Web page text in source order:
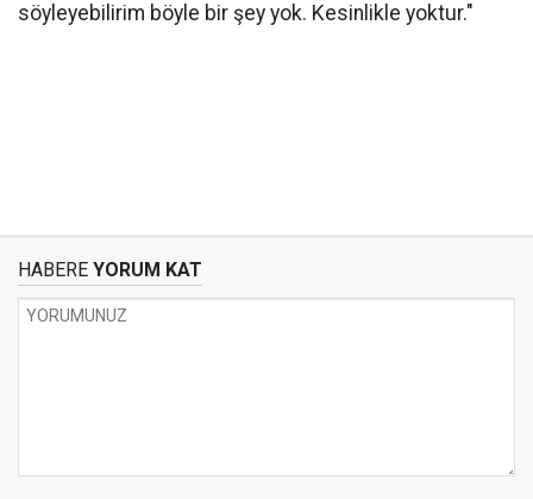
söyleyebilirim böyle bir şey yok. Kesinlikle yoktur."
HABERE YORUM KAT